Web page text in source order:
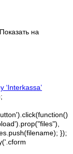
Показать на
‘Interkassa’
});